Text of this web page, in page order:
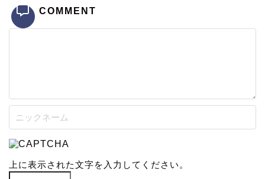
COMMENT
上に表示された文字を入力してください。